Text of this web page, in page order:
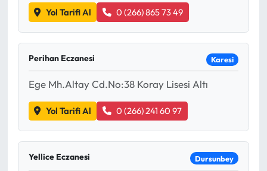
Yol Tarifi Al 0 (266) 865 73 49
Perihan Eczanesi Karesi
Ege Mh.Altay Cd.No:38 Koray Lisesi Altı
Yol Tarifi Al 0 (266) 241 60 97
Yellice Eczanesi Dursunbey